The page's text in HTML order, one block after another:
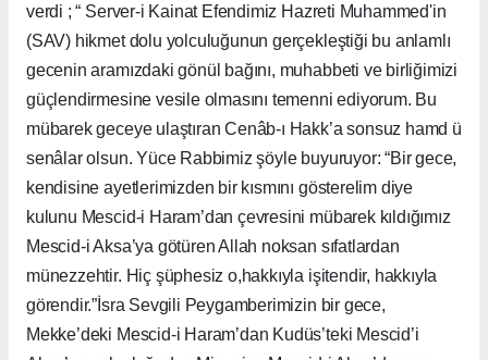
verdi ; “ Server-i Kainat Efendimiz Hazreti Muhammed'in
(SAV) hikmet dolu yolculuğunun gerçekleştiği bu anlamlı
gecenin aramızdaki gönül bağını, muhabbeti ve birliğimizi
güçlendirmesine vesile olmasını temenni ediyorum. Bu
mübarek geceye ulaştıran Cenâb-ı Hakk’a sonsuz hamd ü
senâlar olsun. Yüce Rabbimiz şöyle buyuruyor: “Bir gece,
kendisine ayetlerimizden bir kısmını gösterelim diye
kulunu Mescid-i Haram’dan çevresini mübarek kıldığımız
Mescid-i Aksa’ya götüren Allah noksan sıfatlardan
münezzehtir. Hiç şüphesiz o,hakkıyla işitendir, hakkıyla
görendir.”İsra Sevgili Peygamberimizin bir gece,
Mekke’deki Mescid-i Haram’dan Kudüs’teki Mescid’i